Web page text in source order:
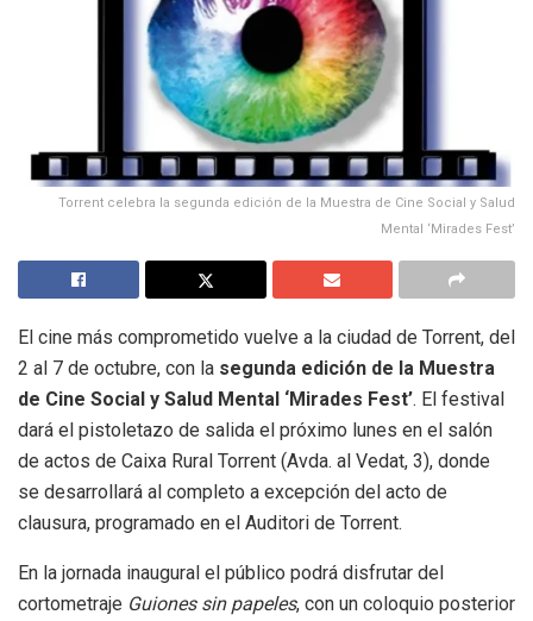
Torrent celebra la segunda edición de la Muestra de Cine Social y Salud
Mental ‘Mirades Fest’
El cine más comprometido vuelve a la ciudad de Torrent, del
2 al 7 de octubre, con la segunda edición de la Muestra
de Cine Social y Salud Mental ‘Mirades Fest’. El festival
dará el pistoletazo de salida el próximo lunes en el salón
de actos de Caixa Rural Torrent (Avda. al Vedat, 3), donde
se desarrollará al completo a excepción del acto de
clausura, programado en el Auditori de Torrent.
En la jornada inaugural el público podrá disfrutar del
cortometraje Guiones sin papeles, con un coloquio posterior